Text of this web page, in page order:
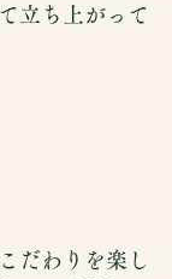
立ち上がって
だわりを楽し